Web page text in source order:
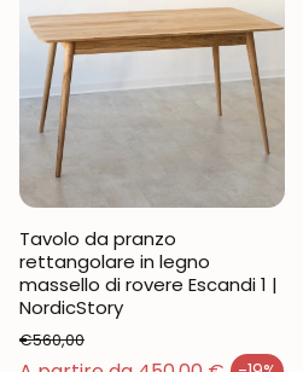
Tavolo da pranzo
rettangolare in legno
massello di rovere Escandi 1 |
NordicStory
€560,00